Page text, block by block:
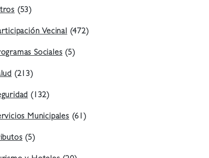
(53)
Vecinal(472)
Sociales(5)
(213)
(132)
Municipales(61)
(5)